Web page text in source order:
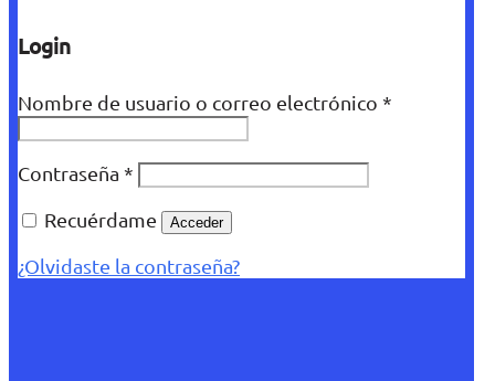
Login
Nombre de usuario o correo electrónico *
Contraseña *
Recuérdame
Acceder
¿Olvidaste la contraseña?